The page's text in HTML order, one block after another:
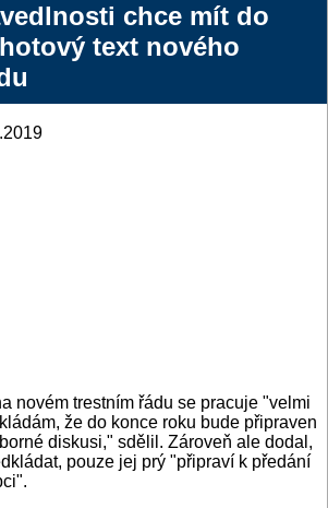
chce mít do
text nového
novém trestním řádu se pracuje "velmi
že do konce roku bude připraven
diskusi," sdělil. Zároveň ale dodal,
pouze jej prý "připraví k předání